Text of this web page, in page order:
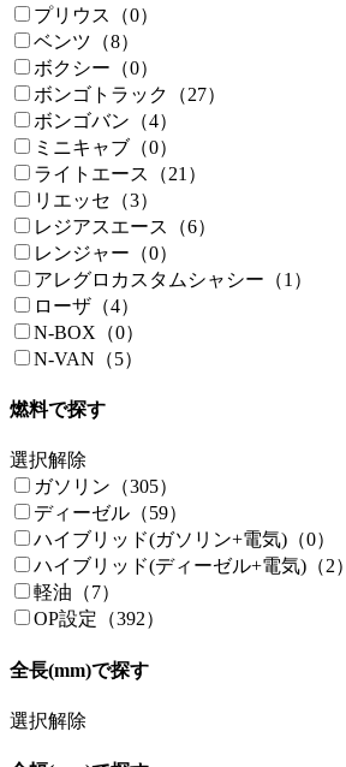
プリウス（0）
ベンツ（8）
ボクシー（0）
ボンゴトラック（27）
ボンゴバン（4）
ミニキャブ（0）
ライトエース（21）
リエッセ（3）
レジアスエース（6）
レンジャー（0）
アレグロカスタムシャシー（1）
ローザ（4）
N-BOX（0）
N-VAN（5）
燃料で探す
選択解除
ガソリン（305）
ディーゼル（59）
ハイブリッド(ガソリン+電気)（0）
ハイブリッド(ディーゼル+電気)（2）
軽油（7）
OP設定（392）
全長(mm)で探す
選択解除